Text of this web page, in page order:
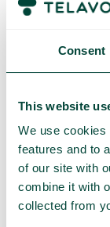
Consent
This website
We use cookies
features and to
of our site with
combine it with
collected from
förutbestämt
Så fungerar det
Vanliga frågor